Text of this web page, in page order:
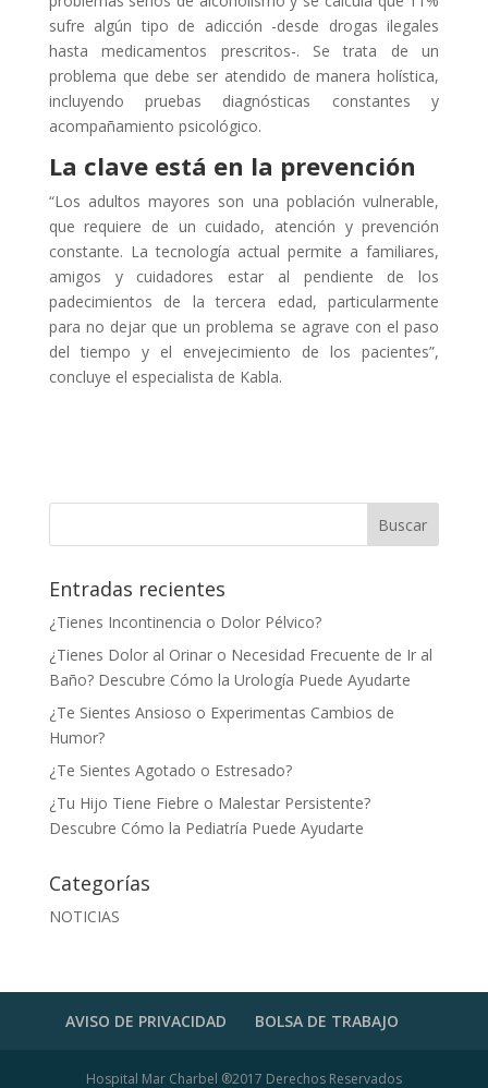
sufre algún tipo de adicción -desde drogas ilegales
hasta medicamentos prescritos-. Se trata de un
problema que debe ser atendido de manera holística,
incluyendo pruebas diagnósticas constantes y
acompañamiento psicológico.
La clave está en la prevención
“Los adultos mayores son una población vulnerable,
que requiere de un cuidado, atención y prevención
constante. La tecnología actual permite a familiares,
amigos y cuidadores estar al pendiente de los
padecimientos de la tercera edad, particularmente
para no dejar que un problema se agrave con el paso
del tiempo y el envejecimiento de los pacientes”,
concluye el especialista de Kabla.
Entradas recientes
¿Tienes Incontinencia o Dolor Pélvico?
¿Tienes Dolor al Orinar o Necesidad Frecuente de Ir al
Baño? Descubre Cómo la Urología Puede Ayudarte
¿Te Sientes Ansioso o Experimentas Cambios de
Humor?
¿Te Sientes Agotado o Estresado?
¿Tu Hijo Tiene Fiebre o Malestar Persistente?
Descubre Cómo la Pediatría Puede Ayudarte
Categorías
NOTICIAS
AVISO DE PRIVACIDAD BOLSA DE TRABAJO
Hospital Mar Charbel ®2017 Derechos Reservados